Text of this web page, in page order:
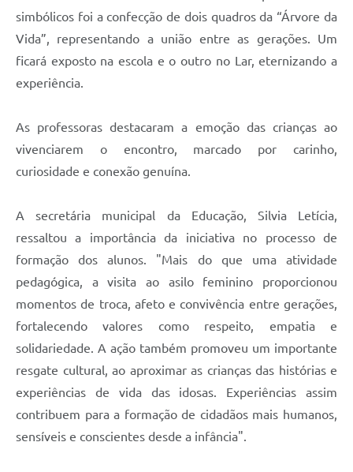
simbólicos foi a confecção de dois quadros da “Árvore da
Vida”, representando a união entre as gerações. Um
ficará exposto na escola e o outro no Lar, eternizando a
experiência.
As professoras destacaram a emoção das crianças ao
vivenciarem o encontro, marcado por carinho,
curiosidade e conexão genuína.
A secretária municipal da Educação, Silvia Letícia,
ressaltou a importância da iniciativa no processo de
formação dos alunos. "Mais do que uma atividade
pedagógica, a visita ao asilo feminino proporcionou
momentos de troca, afeto e convivência entre gerações,
fortalecendo valores como respeito, empatia e
solidariedade. A ação também promoveu um importante
resgate cultural, ao aproximar as crianças das histórias e
experiências de vida das idosas. Experiências assim
contribuem para a formação de cidadãos mais humanos,
sensíveis e conscientes desde a infância".